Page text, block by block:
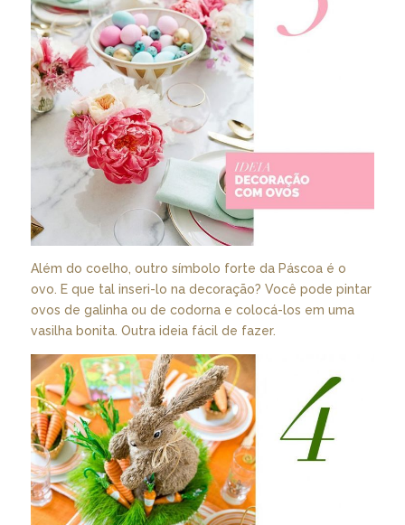
Além do coelho, outro símbolo forte da Páscoa é o
ovo. E que tal inseri-lo na decoração? Você pode pintar
ovos de galinha ou de codorna e colocá-los em uma
vasilha bonita. Outra ideia fácil de fazer.